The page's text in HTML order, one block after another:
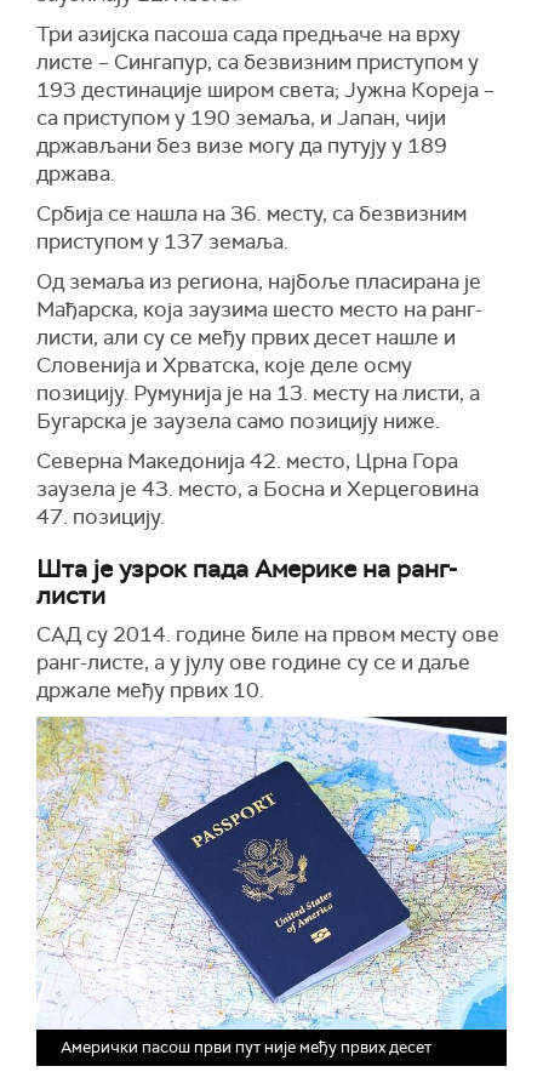
Три азијска пасоша сада предњаче на врху
листе – Сингапур, са безвизним приступом у
193 дестинације широм света; Јужна Кореја –
са приступом у 190 земаља, и Јапан, чији
држављани без визе могу да путују у 189
држава.
Србија се нашла на 36. месту, са безвизним
приступом у 137 земаља.
Од земаља из региона, најбоље пласирана је
Мађарска, која заузима шесто место на ранг-
листи, али су се међу првих десет нашле и
Словенија и Хрватска, које деле осму
позицију. Румунија је на 13. месту на листи, а
Бугарска је заузела само позицију ниже.
Северна Македонија 42. место, Црна Гора
заузела је 43. место, a Босна и Херцеговина
47. позицију.
Шта је узрок пада Америке на ранг-
листи
САД су 2014. године биле на првом месту ове
ранг-листе, а у јулу ове године су се и даље
држале међу првих 10.
Амерички пасош први пут није међу првих десет